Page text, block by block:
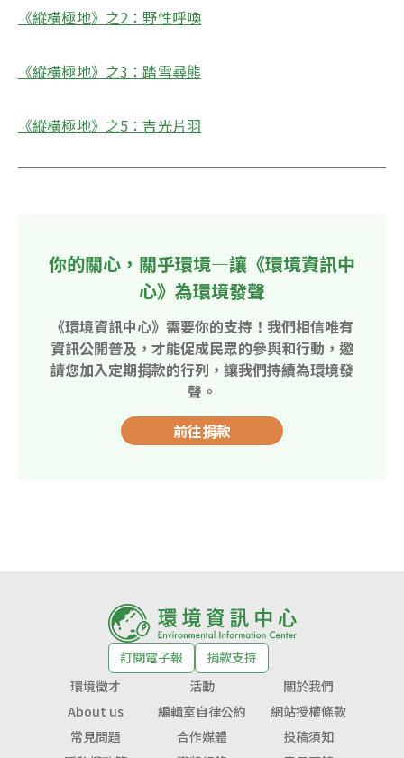
《縱橫極地》之2：野性呼喚
《縱橫極地》之3：踏雪尋熊
《縱橫極地》之5：吉光片羽
你的關心，關乎環境—讓《環境資訊中
心》為環境發聲
《環境資訊中心》需要你的支持！我們相信唯有
資訊公開普及，才能促成民眾的參與和行動，邀
請您加入定期捐款的行列，讓我們持續為環境發
聲。
前往捐款
訂閱電子報
捐款支持
環境徵才
活動
關於我們
About us
編輯室自律公約
網站授權條款
常見問題
合作媒體
投稿須知